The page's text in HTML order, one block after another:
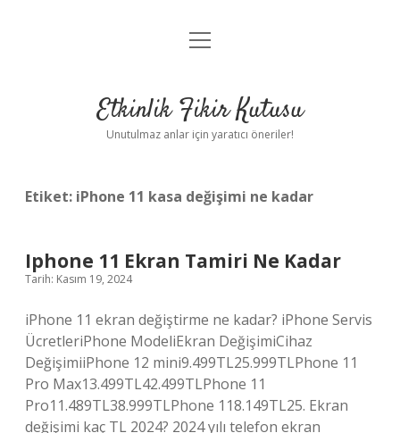
Anasayfa
Yasal Uyarı
menüyü
Etkinlik Fikir Kutusu
Unutulmaz anlar için yaratıcı öneriler!
Etiket: iPhone 11 kasa değişimi ne kadar
Iphone 11 Ekran Tamiri Ne Kadar
Tarih: Kasım 19, 2024
iPhone 11 ekran değiştirme ne kadar? iPhone Servis
ÜcretleriPhone ModeliEkran DeğişimiCihaz
DeğişimiiPhone 12 mini9.499TL25.999TLPhone 11
Pro Max13.499TL42.499TLPhone 11
Pro11.489TL38.999TLPhone 118.149TL25. Ekran
değişimi kaç TL 2024? 2024 yılı telefon ekran